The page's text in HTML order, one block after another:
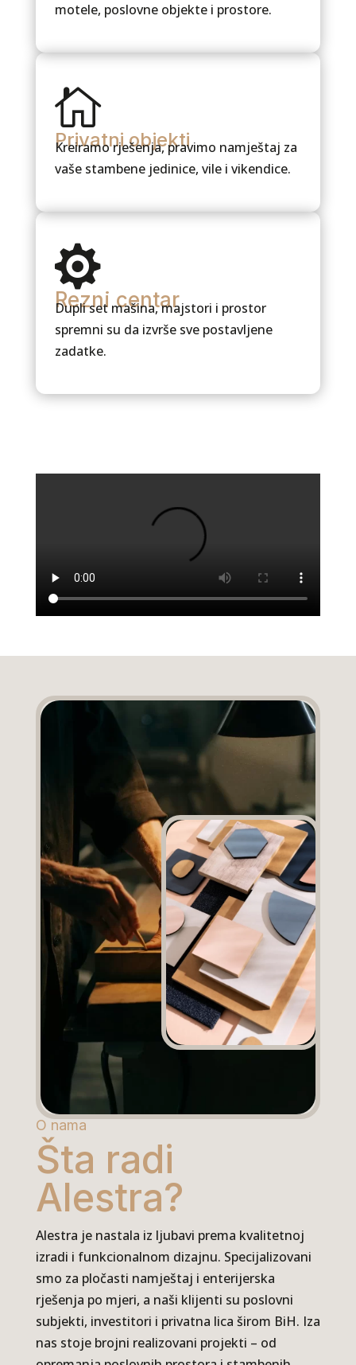
motele, poslovne objekte i prostore.

Privatni objekti
Kreiramo rješenja, pravimo namještaj za
vaše stambene jedinice, vile i vikendice.

Rezni centar
Dupli set mašina, majstori i prostor
spremni su da izvrše sve postavljene
zadatke.
O nama
Šta radi
Alestra?
Alestra je nastala iz ljubavi prema kvalitetnoj
izradi i funkcionalnom dizajnu. Specijalizovani
smo za pločasti namještaj i enterijerska
rješenja po mjeri, a naši klijenti su poslovni
subjekti, investitori i privatna lica širom BiH. Iza
nas stoje brojni realizovani projekti – od